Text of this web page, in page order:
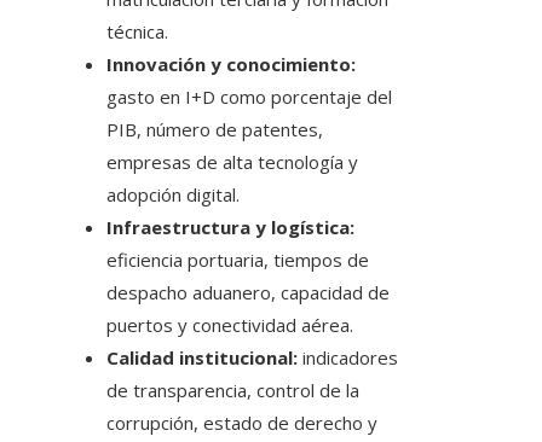
técnica.
Innovación y conocimiento:
gasto en I+D como porcentaje del
PIB, número de patentes,
empresas de alta tecnología y
adopción digital.
Infraestructura y logística:
eficiencia portuaria, tiempos de
despacho aduanero, capacidad de
puertos y conectividad aérea.
Calidad institucional: indicadores
de transparencia, control de la
corrupción, estado de derecho y